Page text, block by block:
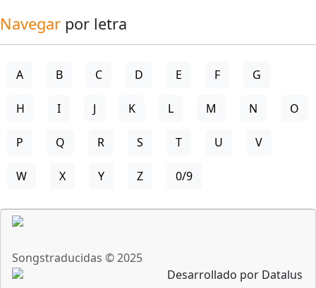
Navegar por letra
A B C D E F G
H I J K L M N O
P Q R S T U V
W X Y Z 0/9
Songstraducidas © 2025
Desarrollado por Datalus